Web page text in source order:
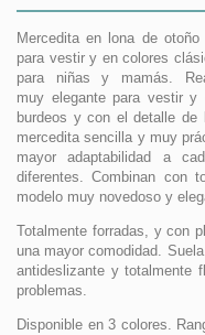
Mercedita en lona de
para vestir y en colores
para niñas y mamás.
muy elegante para vestir
burdeos y con el detalle de
mercedita sencilla y muy
mayor adaptabilidad a
diferentes. Combinan con
modelo muy novedoso y
Totalmente forradas, y con
una mayor comodidad.
antideslizante y totalmente
problemas.
Disponible en 3 colores.